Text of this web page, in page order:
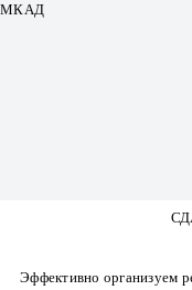
МКАД
Эффективно организуем